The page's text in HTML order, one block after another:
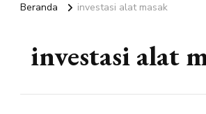
Beranda investasi alat masak
investasi alat